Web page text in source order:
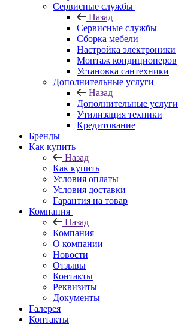
Сервисные службы
Назад
Сервисные службы
Сборка мебели
Настройка электроники
Монтаж кондиционеров
Установка сантехники
Дополнительные услуги
Назад
Дополнительные услуги
Утилизация техники
Кредитование
Бренды
Как купить
Назад
Как купить
Условия оплаты
Условия доставки
Гарантия на товар
Компания
Назад
Компания
О компании
Новости
Отзывы
Контакты
Реквизиты
Документы
Галерея
Контакты